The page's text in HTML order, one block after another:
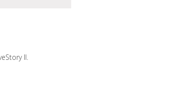
II.